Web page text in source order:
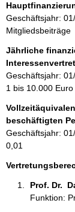
i
n
f
o
r
m
a
i
o
n
e
n
Geschäftsjahr:
Mitgliedsbeiträge
Jährliche
Geschäftsjahr:
1 bis 10.000 Euro
beschäftigten
Geschäftsjahr:
0,01
Prof. Dr.
Funktion: